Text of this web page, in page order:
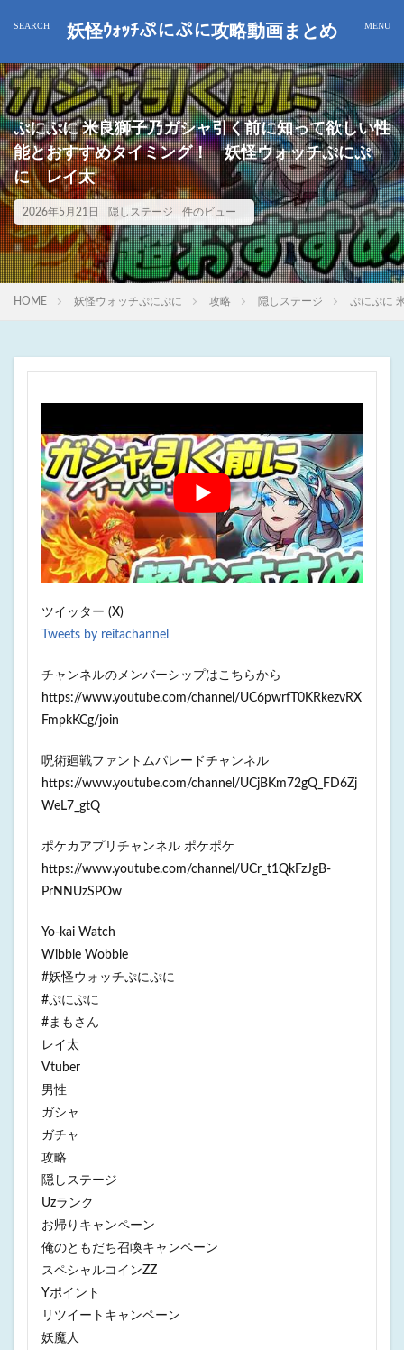
妖怪ｳｫｯﾁぷにぷに攻略動画まとめ
ぷにぷに 米良獅子乃ガシャ引く前に知って欲しい性
能とおすすめタイミング！ 妖怪ウォッチぷにぷ
に レイ太
2026年5月21日 隠しステージ 件のビュー
HOME 妖怪ウォッチぷにぷに 攻略 隠しステージ ぷにぷに
ツイッター (X)
Tweets by reitachannel
チャンネルのメンバーシップはこちらから
https://www.youtube.com/channel/UC6pwrfT0KRkezvRX
FmpkKCg/join
呪術廻戦ファントムパレードチャンネル
https://www.youtube.com/channel/UCjBKm72gQ_FD6Zj
WeL7_gtQ
ポケカアプリチャンネル ポケポケ
https://www.youtube.com/channel/UCr_t1QkFzJgB-
PrNNUzSPOw
Yo-kai Watch
Wibble Wobble
#妖怪ウォッチぷにぷに
#ぷにぷに
#まもさん
レイ太
Vtuber
男性
ガシャ
ガチャ
攻略
隠しステージ
Uzランク
お帰りキャンペーン
俺のともだち召喚キャンペーン
スペシャルコインZZ
Yポイント
リツイートキャンペーン
妖魔人